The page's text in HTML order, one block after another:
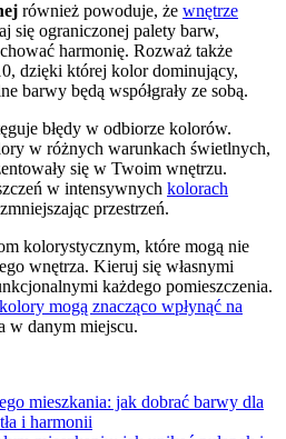
również powoduje, że wnętrze
się ograniczonej palety barw,
harmonię. Rozważ także
dzięki której kolor dominujący,
barwy będą współgrały ze sobą.
błędy w odbiorze kolorów.
w różnych warunkach świetlnych,
się w Twoim wnętrzu.
w intensywnych kolorach
przestrzeń.
kolorystycznym, które mogą nie
wnętrza. Kieruj się własnymi
każdego pomieszczenia.
kolory mogą znacząco wpłynąć na
w danym miejscu.
mieszkania: jak dobrać barwy dla
i harmonii